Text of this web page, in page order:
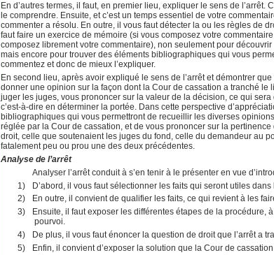
En d’autres termes, il faut, en premier lieu, expliquer le sens de
le comprendre. Ensuite, et c’est un temps essentiel de votre
commenter a résolu. En outre, il vous faut détecter la ou les règles de
faut faire un exercice de mémoire (si vous composez votre
composez librement votre commentaire), non seulement pour
mais encore pour trouver des éléments bibliographiques qui vous
commentez et donc de mieux l’expliquer.
En second lieu, après avoir expliqué le sens de l’arrêt et démontrer
donner une opinion sur la façon dont la Cour de cassation a tranché
juger les juges, vous prononcer sur la valeur de la décision, ce qui
c’est-à-dire en déterminer la portée. Dans cette perspective
bibliographiques qui vous permettront de recueillir les diverses
réglée par la Cour de cassation, et de vous prononcer sur la
droit, celle que soutenaient les juges du fond, celle du demandeur au
fatalement peu ou prou une des deux précédentes.
Analyse de l’arrêt
Analyser l’arrêt conduit à s’en tenir à le présenter en vue
1)
D’abord, il vous faut sélectionner les faits qui seront utiles
2)
En outre, il convient de qualifier les faits, ce qui revient à les
3)
Ensuite, il faut exposer les différentes étapes de la
pourvoi.
4)
De plus, il vous faut énoncer la question de droit que l’arrêt a
5)
Enfin, il convient d’exposer la solution que la Cour de